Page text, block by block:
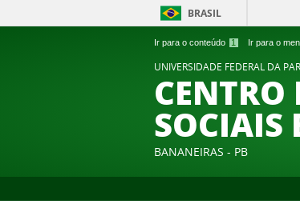
Ir para o conteúdo 1 Ir para o
BRASIL
UNIVERSIDADE FEDERAL DA
SOCIAIS
BANANEIRAS - PB